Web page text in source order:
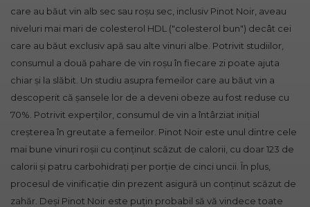
care au băut vin alb sec sau roșu sec, inclusiv Pinot Noir, aveau
niveluri mai mari de colesterol HDL ("colesterol bun") decât cei
care au băut exclusiv apă sau alte vinuri albe. Potrivit studiilor,
consumul a două pahare de vin roșu în fiecare zi poate ajuta
chiar și la slăbit. Un studiu asupra femeilor care au băut vin a
descoperit că șansele lor de a deveni obeze au fost reduse cu
70%. Potrivit experților, consumul de vin a întârziat inițial
creșterea în greutate a femeilor. Pinot Noir este unul dintre cele
mai bune vinuri roșii cu conținut scăzut de calorii, cu doar 123 de
calorii și patru carbohidrați per porție de cinci uncii. În plus,
procesul de vinificație din prezent asigură un conținut scăzut de
zahăr. Deși Pinot Noir este puțin probabil să vă vindece toate